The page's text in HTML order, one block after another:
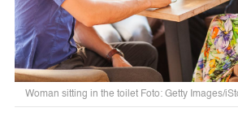
Woman sitting in the toilet Foto: Getty Images/